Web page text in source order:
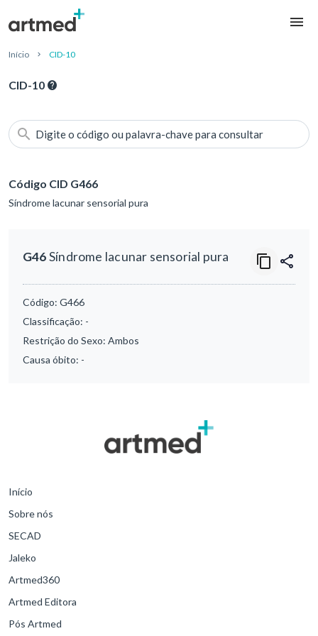
Início CID-10
CID-10
Digite o código ou palavra-chave para consultar
Código CID G466
Síndrome lacunar sensorial pura
G46Síndrome lacunar sensorial pura
Código: G466
Classificação: -
Restrição do Sexo: Ambos
Causa óbito: -
Início
Sobre nós
SECAD
Jaleko
Artmed360
Artmed Editora
Pós Artmed